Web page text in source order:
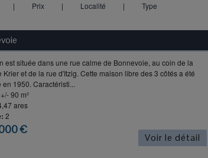
| Prix | Localité | Type
est située dans une rue calme de Bonnevoie, au coin de la
Krier et de la rue d'Itzig. Cette maison libre des 3 côtés a été
en 1950. Caractéristi...
+/- 90 m²
ares
2
€
Voir le détail